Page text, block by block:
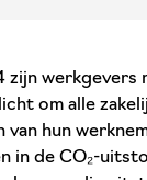
zijn werkgevers
om alle
van hun
in de CO₂-